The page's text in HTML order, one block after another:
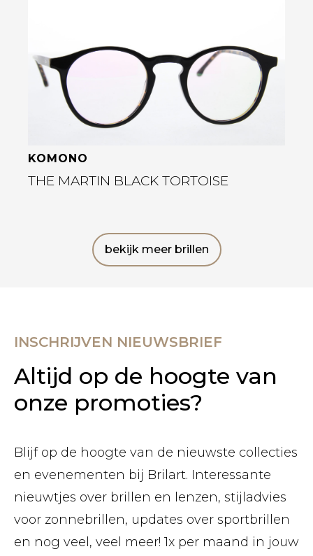
KOMONO
THE MARTIN BLACK TORTOISE
bekijk meer brillen
INSCHRIJVEN NIEUWSBRIEF
Altijd op de hoogte van
onze promoties?
Blijf op de hoogte van de nieuwste collecties
en evenementen bij Brilart. Interessante
nieuwtjes over brillen en lenzen, stijladvies
voor zonnebrillen, updates over sportbrillen
en nog veel, veel meer! 1x per maand in jouw